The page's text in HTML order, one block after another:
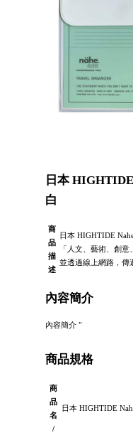
日本
白
商
品
描
述
日本 HIGHTIDE
「人文、藝術、創
並透過線上網路，傳
內容簡介
內容簡介 "
商品規格
商
品
名
/
日本 HIGHTIDE